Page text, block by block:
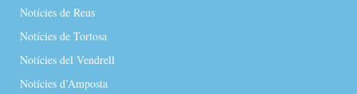
Notícies de Reus
Notícies de Tortosa
Notícies del Vendrell
Notícies d’Amposta